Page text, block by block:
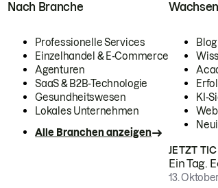
Nach Branche
Professionelle Services
Einzelhandel & E-Commerce
Agenturen
SaaS & B2B-Technologie
Gesundheitswesen
Lokales Unternehmen
Alle Branchen anzeigen
Blog
KI-
JETZT
Ein Tag.
13.